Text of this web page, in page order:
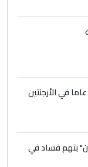
بتهم فساد في